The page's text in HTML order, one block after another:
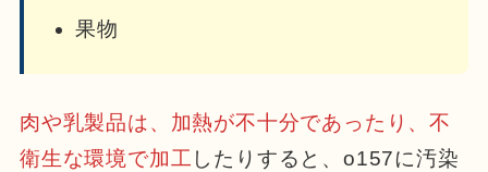
果物
肉や乳製品は、加熱が不十分であったり、不
衛生な環境で加工 したりすると、o157に汚染